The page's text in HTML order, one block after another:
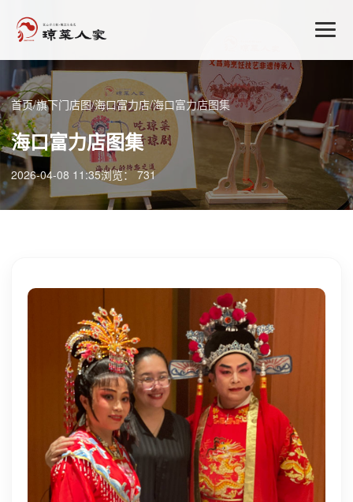
首页/旗下门店图/海口富力店/海口富力店图集
海口富力店图集
2026-04-08 11:35浏览： 731